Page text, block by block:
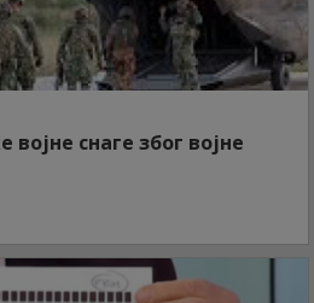
снаге због војне